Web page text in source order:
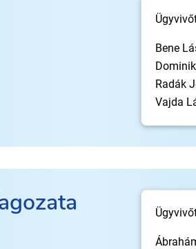
Bene
Radák
Vajda